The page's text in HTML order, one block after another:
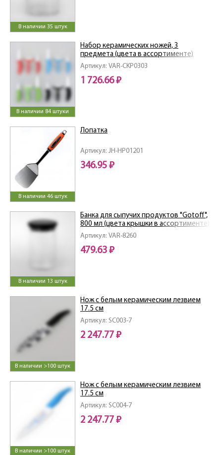
В наличии 35 штук
В наличии 84 штуки
Артикул: VAR-CKP0303
Набор керамических ножей, 3
предмета (цвета в ассортименте)
1 726.66 ₽
В наличии 46 штук
Артикул: JH-HP01201
Лопатка
346.95 ₽
В наличии 13 штук
Артикул: VAR-8260
Банка для сыпучих продуктов "Gotoff",
800 мл (цвета крышки в ассортименте)
479.63 ₽
В наличии >100 штук
Артикул: SC003-7
Нож с белым керамическим лезвием
17.5 см
2 247.77 ₽
В наличии >100 штук
Артикул: SC004-7
Нож с белым керамическим лезвием
17.5 см
2 247.77 ₽